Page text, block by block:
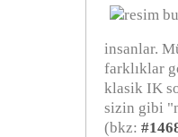
insanlar.
farklıklar
klasik IK
sizin gibi
(bkz: